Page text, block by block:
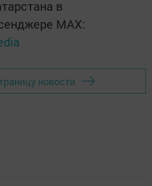
в
MАХ:
новости